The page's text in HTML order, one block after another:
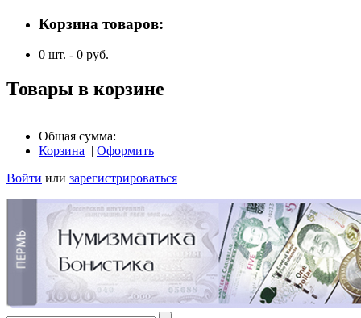
Корзина товаров:
0 шт. - 0 руб.
Товары в корзине
Общая сумма:
Корзина | Оформить
Войти или зарегистрироваться